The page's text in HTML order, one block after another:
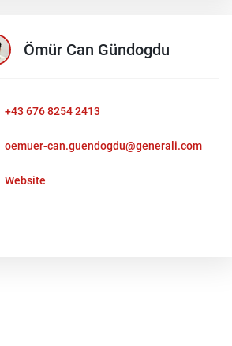
Ömür Can Gündogdu
+43 676 8254 2413
oemuer-can.guendogdu@generali.com
Website